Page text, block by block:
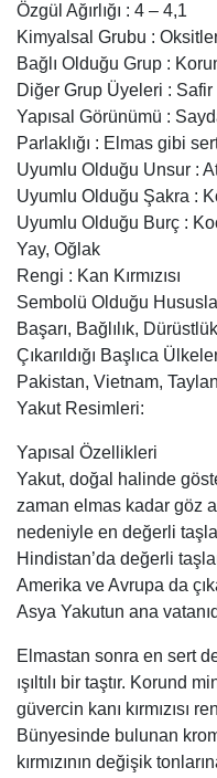
Özgül Ağırlığı : 4 – 4,1
Kimyalsal Grubu :
Bağlı Olduğu Grup :
Diğer Grup Üyeleri : Safir
Yapısal Görünümü :
Parlaklığı : Elmas gibi
Uyumlu Olduğu Unsur :
Uyumlu Olduğu Şakra :
Uyumlu Olduğu Burç :
Yay, Oğlak
Rengi : Kan Kırmızısı
Sembolü Olduğu
Başarı, Bağlılık,
Çıkarıldığı Başlıca
Pakistan, Vietnam,
Yakut Resimleri:
Yapısal Özellikleri
Yakut, doğal halinde
zaman elmas kadar göz
nedeniyle en değerli
Hindistan’da değerli
Amerika ve Avrupa da
Asya Yakutun ana
Elmastan sonra en sert
ışıltılı bir taştır. Korund
güvercin kanı kırmızısı
Bünyesinde bulunan
kırmızının değişik